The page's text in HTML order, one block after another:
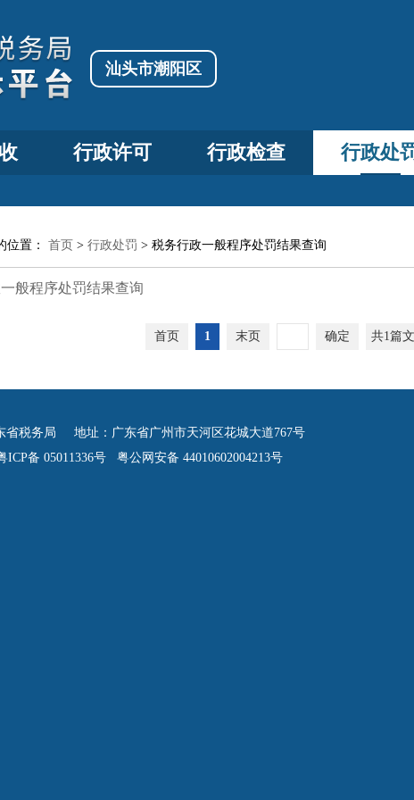
汕头市潮阳区
行政许可 行政检查 行政处
位置： 首页 > 行政处罚 > 税务行政一般程序处罚结果查询
般程序处罚结果查询
首页 1 末页 确定 共1篇
省税务局 地址：广东省广州市天河区花城大道767号
备 05011336号 粤公网安备 44010602004213号